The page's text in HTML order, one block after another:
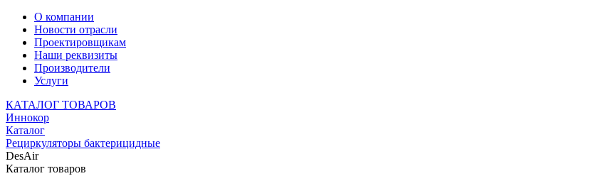
О компании
Новости отрасли
Проектировщикам
Наши реквизиты
Производители
Услуги
КАТАЛОГ ТОВАРОВ
Иннокор
Каталог
Рециркуляторы бактерицидные
DesAir
Каталог товаров